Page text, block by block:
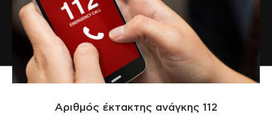
Αριθμός έκτακτης ανάγκης 112